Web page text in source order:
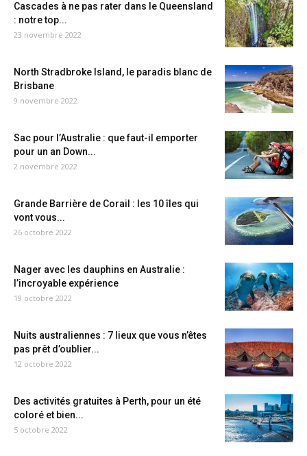
Cascades à ne pas rater dans le Queensland
: notre top...
23 novembre 2022
North Stradbroke Island, le paradis blanc de
Brisbane
9 novembre 2022
Sac pour l’Australie : que faut-il emporter
pour un an Down...
2 novembre 2022
Grande Barrière de Corail : les 10 îles qui
vont vous...
26 octobre 2022
Nager avec les dauphins en Australie :
l’incroyable expérience
19 octobre 2022
Nuits australiennes : 7 lieux que vous n’êtes
pas prêt d’oublier...
12 octobre 2022
Des activités gratuites à Perth, pour un été
coloré et bien...
5 octobre 2022